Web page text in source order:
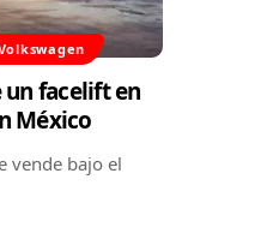
un facelift en
México
vende bajo el